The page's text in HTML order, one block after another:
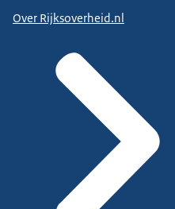
Over Rijksoverheid.nl